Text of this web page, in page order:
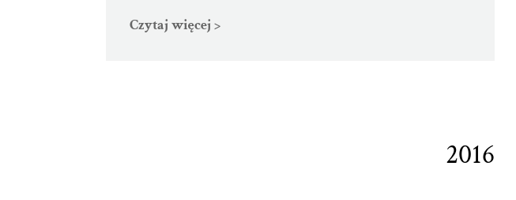
Czytaj więcej >
2016